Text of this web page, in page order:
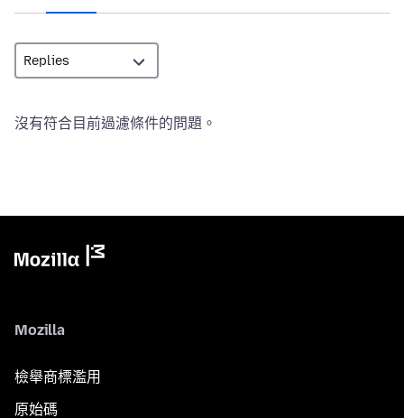
沒有符合目前過濾條件的問題。
Mozilla
檢舉商標濫用
原始碼